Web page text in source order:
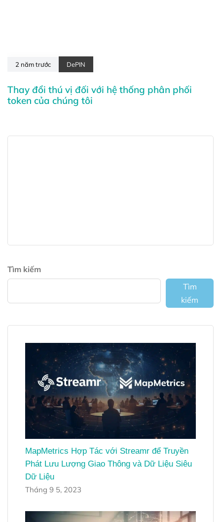
2 năm trước DePIN
Thay đổi thú vị đối với hệ thống phân phối
token của chúng tôi
Tìm kiếm
Tìm
kiếm
MapMetrics Hợp Tác với Streamr để Truyền
Phát Lưu Lượng Giao Thông và Dữ Liệu Siêu
Dữ Liệu
Tháng 9 5, 2023